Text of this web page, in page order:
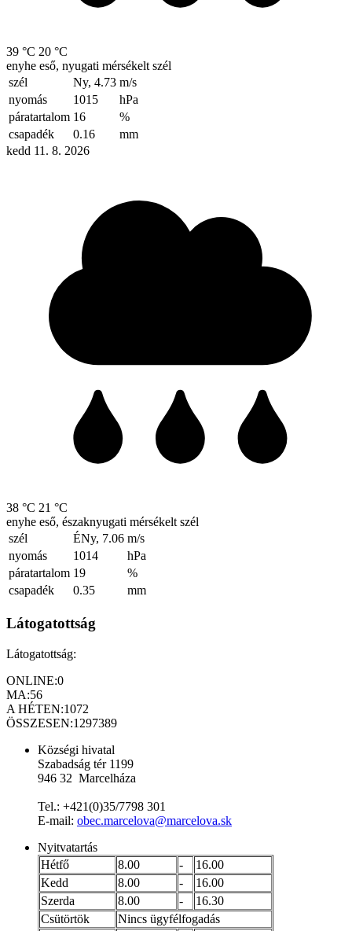
39 °C 20 °C
enyhe eső, nyugati mérsékelt szél
szél
Ny, 4.73 m/s
nyomás
1015
hPa
páratartalom 16
%
csapadék
0.16
mm
kedd 11. 8. 2026
38 °C 21 °C
enyhe eső, északnyugati mérsékelt szél
szél
ÉNy, 7.06 m/s
nyomás
1014
hPa
páratartalom 19
%
csapadék
0.35 mm
Látogatottság
Látogatottság:
ONLINE:0
MA:56
A HÉTEN:1072
ÖSSZESEN:1297389
Községi hivatal
Szabadság tér 1199
946 32 Marcelháza
Tel.: +421(0)35/7798 301
E-mail: obec.marcelova@marcelova.sk
Nyitvatartás
Hétfő
8.00 -
16.00
Kedd
8.00 -
16.00
Szerda
8.00 -
16.30
Csütörtök
Nincs ügyfélfogadás